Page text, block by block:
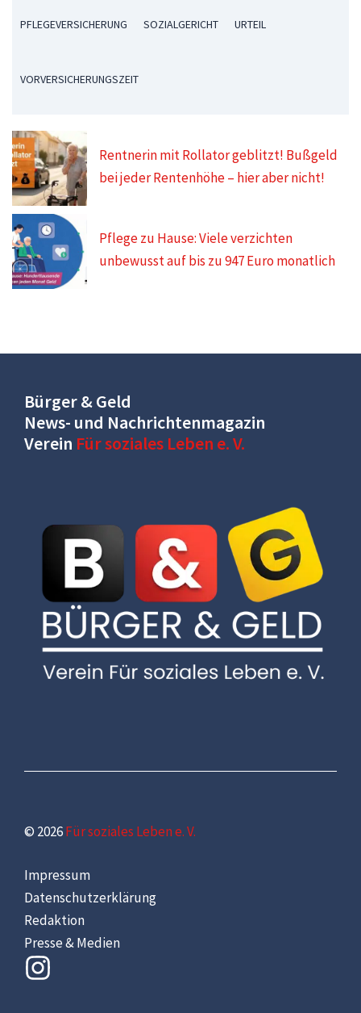
PFLEGEVERSICHERUNG SOZIALGERICHT URTEIL
VORVERSICHERUNGSZEIT
Rentnerin mit Rollator geblitzt! Bußgeld
bei jeder Rentenhöhe – hier aber nicht!
Pflege zu Hause: Viele verzichten
unbewusst auf bis zu 947 Euro monatlich
Bürger & Geld
News- und Nachrichtenmagazin
Verein Für soziales Leben e. V.
© 2026Für soziales Leben e. V.
Impressum
Datenschutzerklärung
Redaktion
Presse & Medien